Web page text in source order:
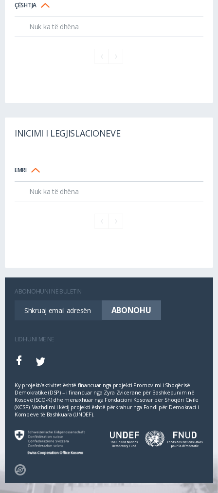
ÇËSHTJA
Nuk ka të dhëna
INICIMI I LEGJISLACIONEVE
EMRI
Nuk ka të dhëna
ABONOHUNI NË BULETIN
LIDHUNI ME NE
Ky projekt/aktivitet është financuar nga projekti Promovimi i Shoqërisë
Demokratike (DSP) – i financuar nga Zyra Zvicerane për Bashkëpunim në
Kosovë (SCO‐K) dhe menaxhuar nga Fondacioni Kosovar për Shoqëri Civile
(KCSF). Vazhdimi i këtij projekti është përkrahur nga Fondi për Demokraci i
Kombeve të Bashkuara (UNDEF).